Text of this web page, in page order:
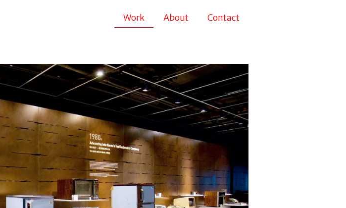
Work About Contact